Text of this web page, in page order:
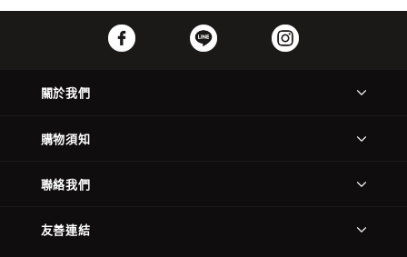
關於我們
購物須知
聯絡我們
友善連結